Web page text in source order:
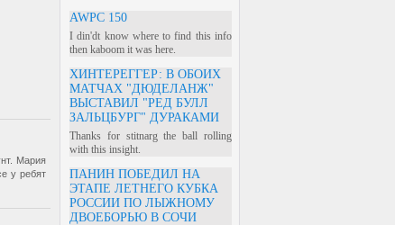
AWPC 150
I din'dt know where to find this info
then kaboom it was here.
ХИНТЕРЕГГЕР: В ОБОИХ
МАТЧАХ "ДЮДЕЛАНЖ"
ВЫСТАВИЛ "РЕД БУЛЛ
ЗАЛЬЦБУРГ" ДУРАКАМИ
Thanks for stitnarg the ball rolling
with this insight.
ПАНИН ПОБЕДИЛ НА
ЭТАПЕ ЛЕТНЕГО КУБКА
РОССИИ ПО ЛЫЖНОМУ
ДВОЕБОРЬЮ В СОЧИ
Мария
у ребят